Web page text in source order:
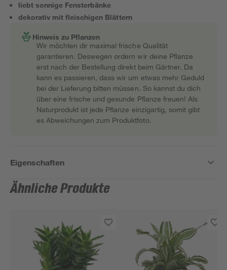
liebt sonnige Fensterbänke
dekorativ mit fleischigen Blättern
Hinweis zu Pflanzen
Wir möchten dir maximal frische Qualität
garantieren. Deswegen ordern wir deine Pflanze
erst nach der Bestellung direkt beim Gärtner. Da
kann es passieren, dass wir um etwas mehr Geduld
bei der Lieferung bitten müssen. So kannst du dich
über eine frische und gesunde Pflanze freuen! Als
Naturprodukt ist jede Pflanze einzigartig, somit gibt
es Abweichungen zum Produktfoto.
Eigenschaften
Ähnliche Produkte